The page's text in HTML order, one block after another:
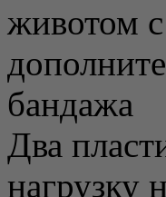
животом
бандажа
Два
нагрузку